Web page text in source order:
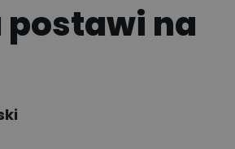
postawi na